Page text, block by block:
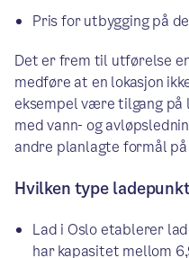
Pris for utbygging på
Det er frem til utførelse
medføre at en lokasjon
eksempel være tilgang
med vann- og
andre planlagte formål
Hvilken type
Lad i Oslo etablerer
har kapasitet mellom